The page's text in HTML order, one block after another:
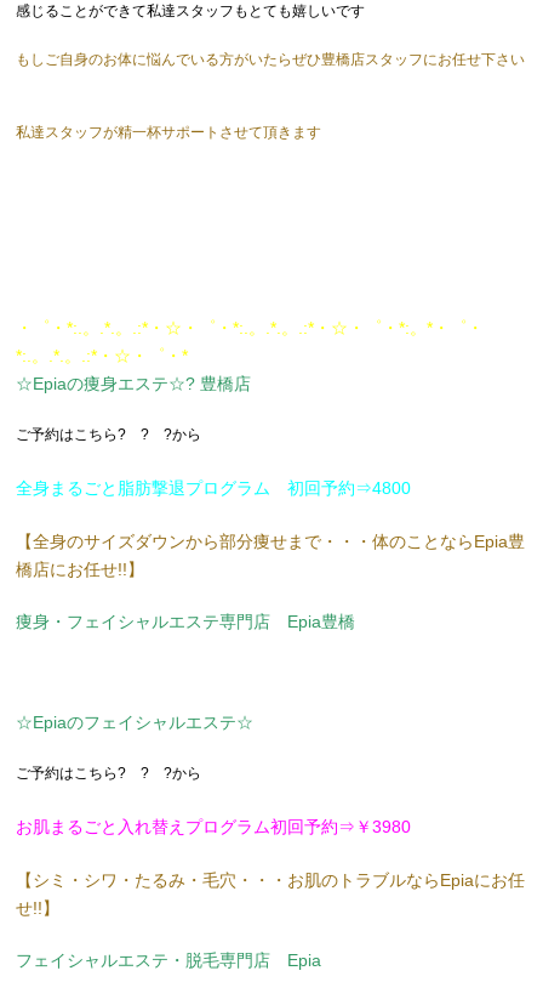
感じることができて私達スタッフもとても嬉しいです
もしご自身のお体に悩んでいる方がいたらぜひ豊橋店スタッフにお任せ下さい
私達スタッフが精一杯サポートさせて頂きます
・゜・*:.。.*.。.:*・☆・゜・*:.。.*.。.:*・☆・゜・*:。*・゜・
*:.。.*.。.:*・☆・゜・*
☆Epiaの痩身エステ☆? 豊橋店
ご予約はこちら? ? ?から
全身まるごと脂肪撃退プログラム 初回予約⇒4800
【全身のサイズダウンから部分痩せまで・・・体のことならEpia豊
橋店にお任せ!!】
痩身・フェイシャルエステ専門店 Epia豊橋
☆Epiaのフェイシャルエステ☆
ご予約はこちら? ? ?から
お肌まるごと入れ替えプログラム初回予約⇒￥3980
【シミ・シワ・たるみ・毛穴・・・お肌のトラブルならEpiaにお任
せ!!】
フェイシャルエステ・脱毛専門店 Epia